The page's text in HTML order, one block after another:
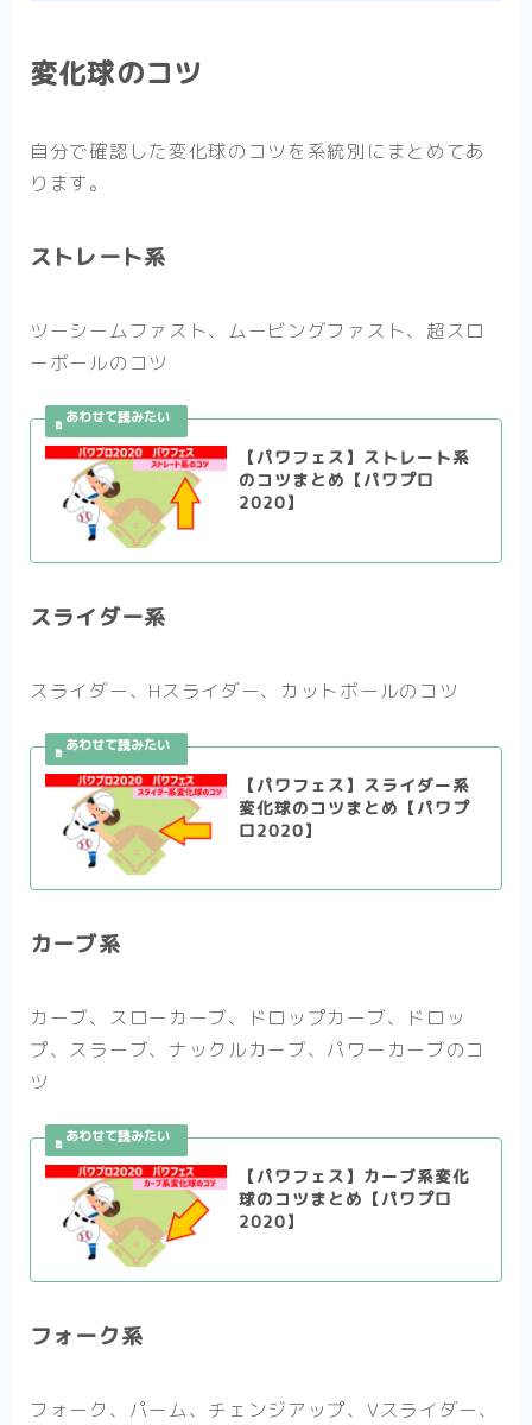
変化球のコツ
自分で確認した変化球のコツを系統別にまとめてあ
ります。
ストレート系
ツーシームファスト、ムービングファスト、超スロ
ーボールのコツ
【パワフェス】ストレート系
のコツまとめ【パワプロ
2020】
スライダー系
スライダー、Hスライダー、カットボールのコツ
【パワフェス】スライダー系
変化球のコツまとめ【パワプ
ロ2020】
カーブ系
カーブ、スローカーブ、ドロップカーブ、ドロッ
プ、スラーブ、ナックルカーブ、パワーカーブのコ
ツ
【パワフェス】カーブ系変化
球のコツまとめ【パワプロ
2020】
フォーク系
フォーク、パーム、チェンジアップ、Vスライダー、